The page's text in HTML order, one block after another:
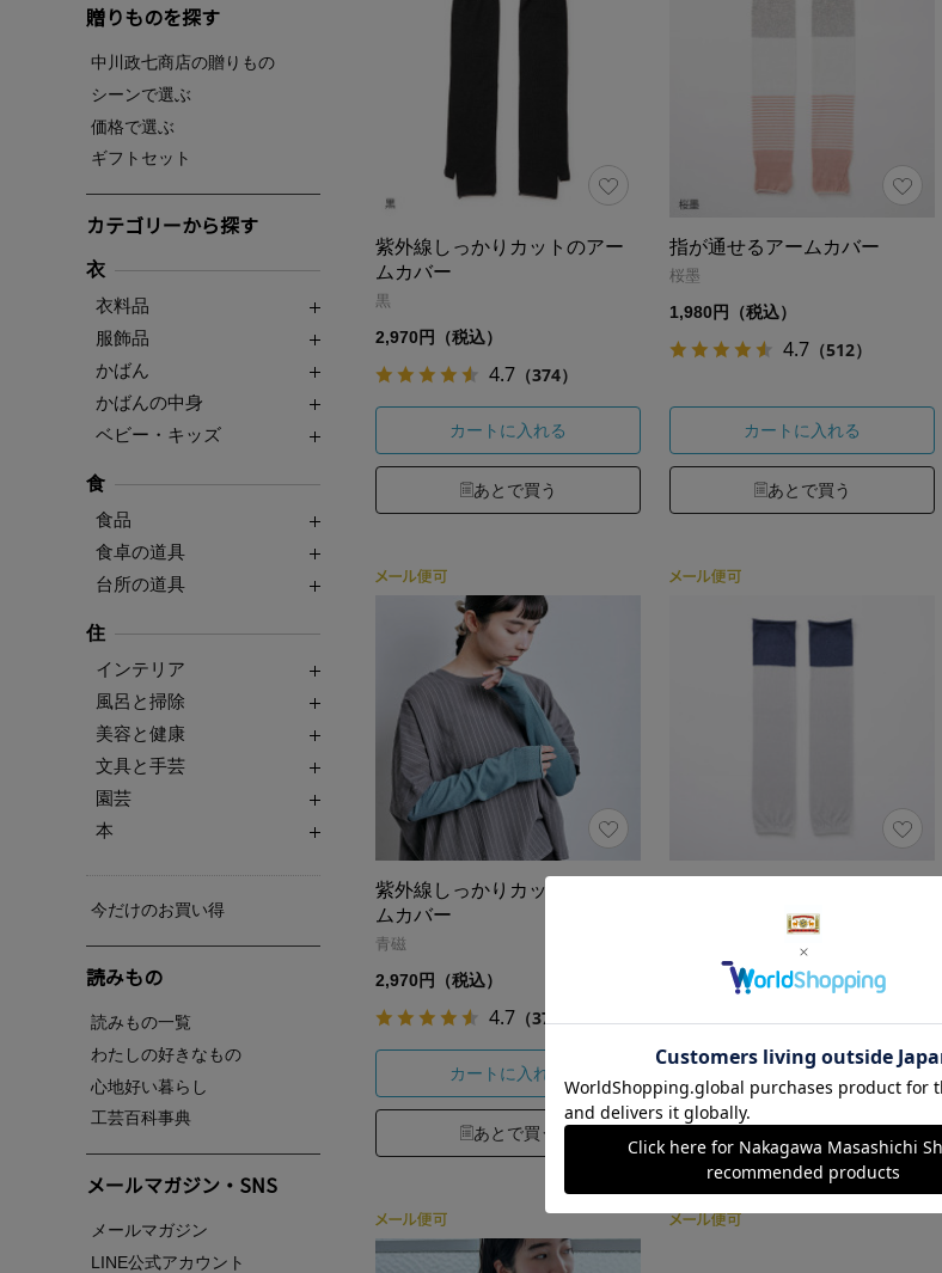
贈りものを探す
中川政七商店の贈りもの
シーンで選ぶ
価格で選ぶ
ギフトセット
カテゴリーから探す
衣
衣料品
服飾品
かばん
かばんの中身
ベビー・キッズ
食
食品
食卓の道具
台所の道具
住
インテリア
風呂と掃除
美容と健康
文具と手芸
園芸
本
今だけのお買い得
読みもの
読みもの一覧
わたしの好きなもの
心地好い暮らし
工芸百科事典
メールマガジン・SNS
メールマガジン
LINE公式アカウント
紫外線しっかりカットのアー
ムカバー
黒
2,970円（税込）
4.7 （374）
カートに入れる
あとで買う
指が通せるアームカバー
桜墨
1,980円（税込）
4.7 （512）
カートに入れる
あとで買う
紫外線しっかりカットのアー
ムカバー
青磁
2,970円（税込）
4.7 （374）
カートに入れる
あとで買う
4.6（99）
カートに入れる